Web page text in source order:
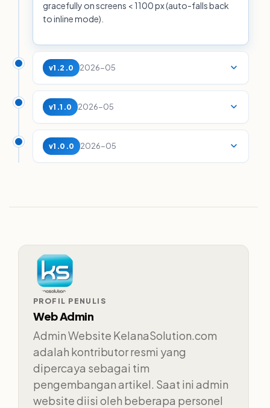
gracefully on screens < 1100 px (auto-falls back
to inline mode).
v1.2.0 2026-05
v1.1.0 2026-05
v1.0.0 2026-05
PROFIL PENULIS
Web Admin
Admin Website KelanaSolution.com
adalah kontributor resmi yang
dipercaya sebagai tim
pengembangan artikel. Saat ini admin
website diisi oleh beberapa personel